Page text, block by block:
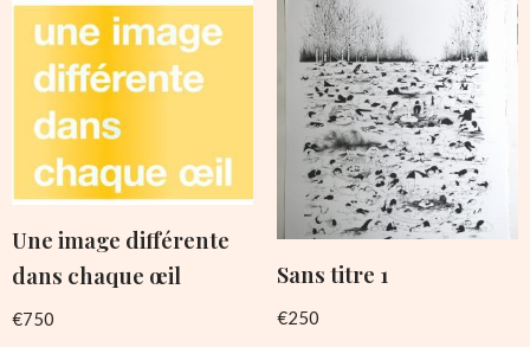
Une image différente
dans chaque œil
€750
Sans titre 1
€250